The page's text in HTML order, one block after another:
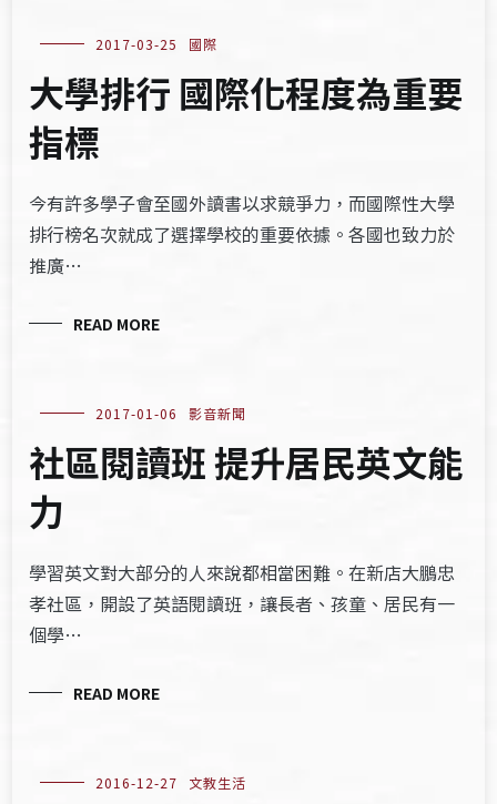
2017-03-25 國際
大學排行 國際化程度為重要
指標
今有許多學子會至國外讀書以求競爭力，而國際性大學
排行榜名次就成了選擇學校的重要依據。各國也致力於
推廣…
READ MORE
2017-01-06 影音新聞
社區閱讀班 提升居民英文能
力
學習英文對大部分的人來說都相當困難。在新店大鵬忠
孝社區，開設了英語閱讀班，讓長者、孩童、居民有一
個學…
READ MORE
2016-12-27 文教生活